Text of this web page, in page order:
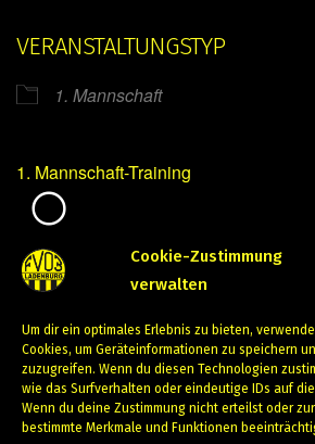
Cookie-Zustimmung
verwalten
Um dir ein optimales Erlebnis zu bieten,
Cookies, um Geräteinformationen zu speichern
zuzugreifen. Wenn du diesen Technologien
wie das Surfverhalten oder eindeutige IDs auf
Wenn du deine Zustimmung nicht erteilst oder
bestimmte Merkmale und Funktionen
VERANSTALTUNGSTYP
1. Mannschaft
1. Mannschaft-Training
August 29, 2023
PREVIOUS